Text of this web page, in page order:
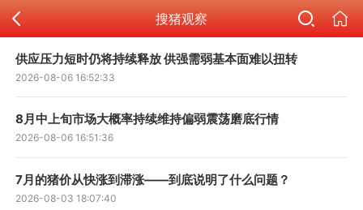
搜猪观察
供应压力短时仍将持续释放 供强需弱基本面难以扭转
2026-08-06 16:52:33
8月中上旬市场大概率持续维持偏弱震荡磨底行情
2026-08-06 16:51:36
7月的猪价从快涨到滞涨——到底说明了什么问题？
2026-08-03 18:07:40